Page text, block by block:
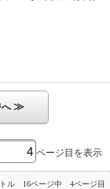
へ≫
ページ目を表示
トル 16ページ中 4ページ目